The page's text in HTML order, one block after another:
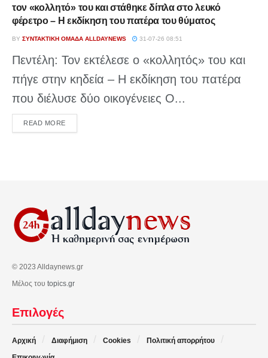
τον «κολλητό» του και στάθηκε δίπλα στο λευκό
φέρετρο – Η εκδίκηση του πατέρα του θύματος
BY ΣΥΝΤΑΚΤΙΚΉ ΟΜΆΔΑ ALLDAYNEWS 31-07-26 08:51
Πεντέλη: Τον εκτέλεσε ο «κολλητός» του και
πήγε στην κηδεία – Η εκδίκηση του πατέρα
που διέλυσε δύο οικογένειες Ο...
READ MOREDETAILS
© 2023 Alldaynews.gr
Μέλος του topics.gr
Επιλογές
Αρχική Διαφήμιση Cookies
Πολιτική απορρήτου